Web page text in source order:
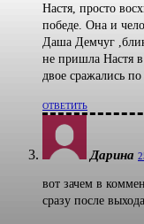
Настя, просто
победе. Она и
Даша Демчуг
не пришла Настя
двое сражались
ОТВЕТИТЬ
Дарина
вот зачем в
сразу после